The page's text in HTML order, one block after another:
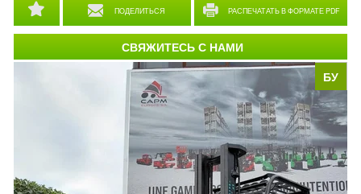
БУ
ПОДЕЛИТЬСЯ РАСПЕЧАТАТЬ В ФОРМАТЕ PDF
СВЯЖИТЕСЬ С НАМИ